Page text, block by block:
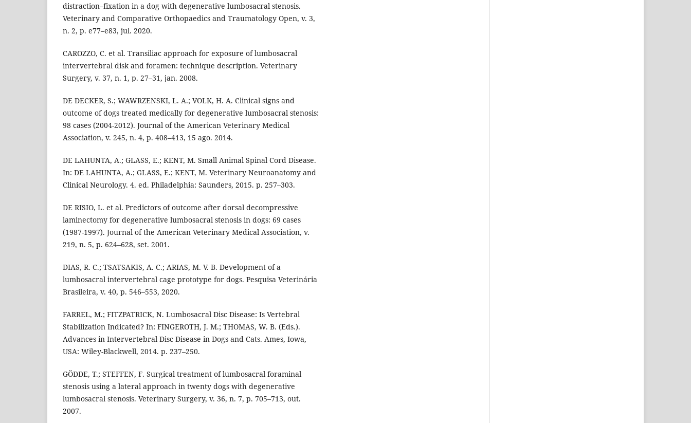
distraction–fixation in a dog with degenerative lumbosacral stenosis.
Veterinary and Comparative Orthopaedics and Traumatology Open, v. 3,
n. 2, p. e77–e83, jul. 2020.
CAROZZO, C. et al. Transiliac approach for exposure of lumbosacral
intervertebral disk and foramen: technique description. Veterinary
Surgery, v. 37, n. 1, p. 27–31, jan. 2008.
DE DECKER, S.; WAWRZENSKI, L. A.; VOLK, H. A. Clinical signs and
outcome of dogs treated medically for degenerative lumbosacral stenosis:
98 cases (2004-2012). Journal of the American Veterinary Medical
Association, v. 245, n. 4, p. 408–413, 15 ago. 2014.
DE LAHUNTA, A.; GLASS, E.; KENT, M. Small Animal Spinal Cord Disease.
In: DE LAHUNTA, A.; GLASS, E.; KENT, M. Veterinary Neuroanatomy and
Clinical Neurology. 4. ed. Philadelphia: Saunders, 2015. p. 257–303.
DE RISIO, L. et al. Predictors of outcome after dorsal decompressive
laminectomy for degenerative lumbosacral stenosis in dogs: 69 cases
(1987-1997). Journal of the American Veterinary Medical Association, v.
219, n. 5, p. 624–628, set. 2001.
DIAS, R. C.; TSATSAKIS, A. C.; ARIAS, M. V. B. Development of a
lumbosacral intervertebral cage prototype for dogs. Pesquisa Veterinária
Brasileira, v. 40, p. 546–553, 2020.
FARREL, M.; FITZPATRICK, N. Lumbosacral Disc Disease: Is Vertebral
Stabilization Indicated? In: FINGEROTH, J. M.; THOMAS, W. B. (Eds.).
Advances in Intervertebral Disc Disease in Dogs and Cats. Ames, Iowa,
USA: Wiley-Blackwell, 2014. p. 237–250.
GÖDDE, T.; STEFFEN, F. Surgical treatment of lumbosacral foraminal
stenosis using a lateral approach in twenty dogs with degenerative
lumbosacral stenosis. Veterinary Surgery, v. 36, n. 7, p. 705–713, out.
2007.